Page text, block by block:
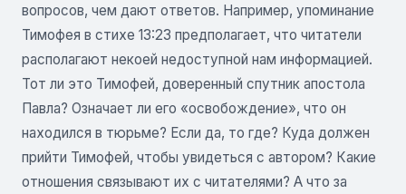
вопросов, чем дают ответов. Например, упоминание
Тимофея в стихе 13:23 предполагает, что читатели
располагают некоей недоступной нам информацией.
Тот ли это Тимофей, доверенный спутник апостола
Павла? Означает ли его «освобождение», что он
находился в тюрьме? Если да, то где? Куда должен
прийти Тимофей, чтобы увидеться с автором? Какие
отношения связывают их с читателями? А что за